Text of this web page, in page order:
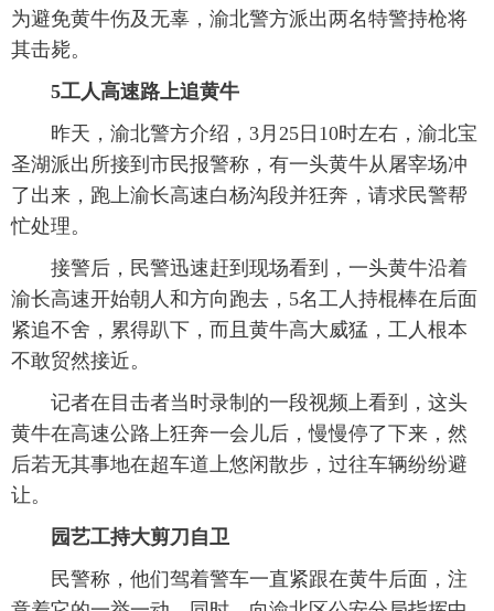
为避免黄牛伤及无辜，渝北警方派出两名特警持枪将
其击毙。
5工人高速路上追黄牛
昨天，渝北警方介绍，3月25日10时左右，渝北宝
圣湖派出所接到市民报警称，有一头黄牛从屠宰场冲
了出来，跑上渝长高速白杨沟段并狂奔，请求民警帮
忙处理。
接警后，民警迅速赶到现场看到，一头黄牛沿着
渝长高速开始朝人和方向跑去，5名工人持棍棒在后面
紧追不舍，累得趴下，而且黄牛高大威猛，工人根本
不敢贸然接近。
记者在目击者当时录制的一段视频上看到，这头
黄牛在高速公路上狂奔一会儿后，慢慢停了下来，然
后若无其事地在超车道上悠闲散步，过往车辆纷纷避
让。
园艺工持大剪刀自卫
民警称，他们驾着警车一直紧跟在黄牛后面，注